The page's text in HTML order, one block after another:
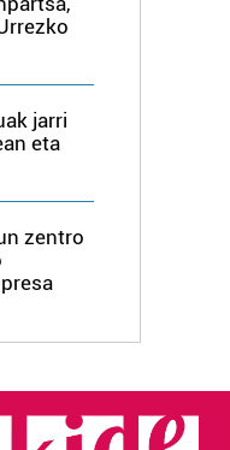
jarri
eta
zentro